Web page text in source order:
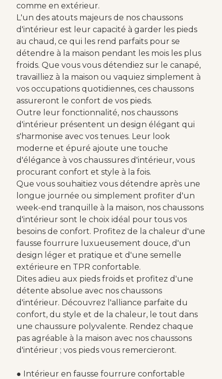
comme en extérieur.
L'un des atouts majeurs de nos chaussons
d'intérieur est leur capacité à garder les pieds
au chaud, ce qui les rend parfaits pour se
détendre à la maison pendant les mois les plus
froids. Que vous vous détendiez sur le canapé,
travailliez à la maison ou vaquiez simplement à
vos occupations quotidiennes, ces chaussons
assureront le confort de vos pieds.
Outre leur fonctionnalité, nos chaussons
d'intérieur présentent un design élégant qui
s'harmonise avec vos tenues. Leur look
moderne et épuré ajoute une touche
d'élégance à vos chaussures d'intérieur, vous
procurant confort et style à la fois.
Que vous souhaitiez vous détendre après une
longue journée ou simplement profiter d'un
week-end tranquille à la maison, nos chaussons
d'intérieur sont le choix idéal pour tous vos
besoins de confort. Profitez de la chaleur d'une
fausse fourrure luxueusement douce, d'un
design léger et pratique et d'une semelle
extérieure en TPR confortable.
Dites adieu aux pieds froids et profitez d'une
détente absolue avec nos chaussons
d'intérieur. Découvrez l'alliance parfaite du
confort, du style et de la chaleur, le tout dans
une chaussure polyvalente. Rendez chaque
pas agréable à la maison avec nos chaussons
d'intérieur ; vos pieds vous remercieront.
● Intérieur en fausse fourrure confortable